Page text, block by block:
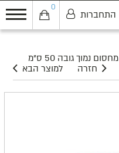
0
התחברות
מחסום נמוך גובה 50 ס"מ
למוצר הבא
חזרה